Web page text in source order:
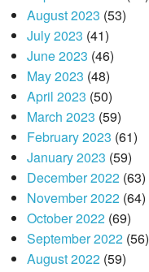
August 2023 (53)
July 2023 (41)
June 2023 (46)
May 2023 (48)
April 2023 (50)
March 2023 (59)
February 2023 (61)
January 2023 (59)
December 2022(63)
November 2022(64)
October 2022(69)
September 2022(56)
August 2022(59)